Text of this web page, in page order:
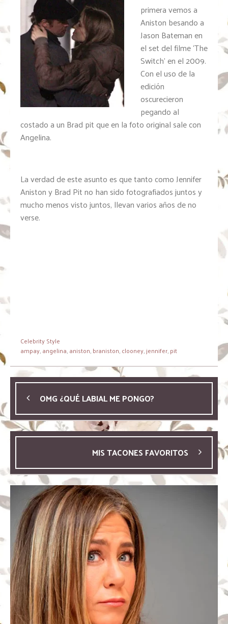
primera vemos a
Aniston besando a
Jason Bateman en
el set del filme ‘The
Switch’ en el 2009.
Con el uso de la
edición
oscurecieron
pegando al
costado a un Brad pit que en la foto original sale con
Angelina.
La verdad de este asunto es que tanto como Jennifer
Aniston y Brad Pit no han sido fotografiados juntos y
mucho menos visto juntos, llevan varios años de no
verse.
Celebrity Style
ampay,angelina,aniston,braniston,clooney,jennifer,pit
OMG ¿QUÉ LABIAL ME PONGO?
MIS TACONES FAVORITOS